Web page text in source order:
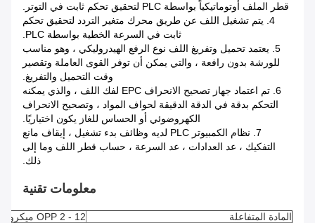
قطر الملف أوتوماتيكياً بواسطة PLC لتحقيق تحكم ثابت في التوتر.
4. يتم تشغيل اللف عن طريق محرك متغير التردد لتحقيق تحكم
ثابت في السرعة الخطية بواسطة PLC.
5. يعتمد تحميل وتفريغ اللف نوع الرفع الهيدروليكي ، وهو مناسب
للورشة بدون رافعة ، والتي يمكن أن توفر القوى العاملة وتقصير
وقت التحميل والتفريغ.
6. تم اعتماد جهاز تصحيح الانحراف EPC لفك اللف ، والذي يمكنه
التحكم بدقة في الدقة الدقيقة لحواف المواد ، وتصحيح الانحراف
الكهروضوئي أو الحساس للغاز يكون اختياريًا.
7. نظام الكمبيوتر PLC لديه وظائف بدء تشغيل ، إيقاف مانع
التفكيك ، عد العدادات ، عد السرعة ، حساب قطر اللف وما إلى
ذلك.
معلومات تقنية
المادة المتفاعلة
OPP 2 - 12 ميكرومتر